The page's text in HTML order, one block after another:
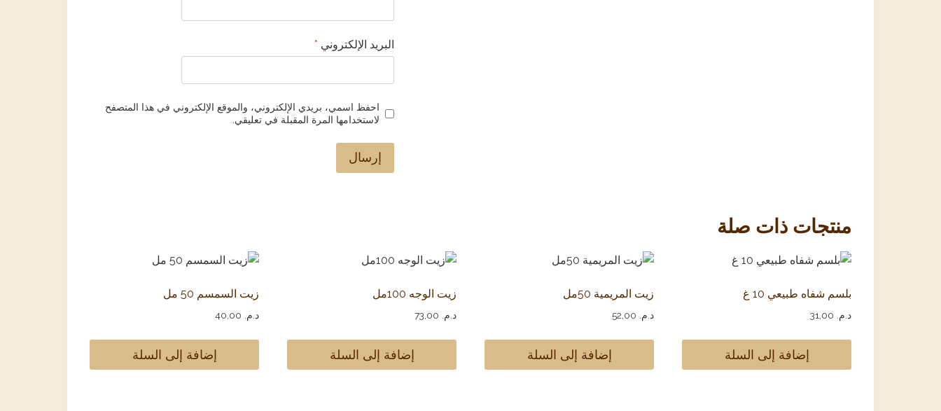
البريد الإلكتروني *
احفظ اسمي، بريدي الإلكتروني، والموقع الإلكتروني في هذا المتصفح
لاستخدامها المرة المقبلة في تعليقي.
منتجات ذات صلة
بلسم شفاه طبيعي 10 غ
د.م.
إضافة إلى السلة
زيت المريمية 50مل
د.م.
إضافة إلى السلة
زيت الوجه 100مل
د.م.
إضافة إلى السلة
زيت السمسم 50 مل
د.م.
إضافة إلى السلة